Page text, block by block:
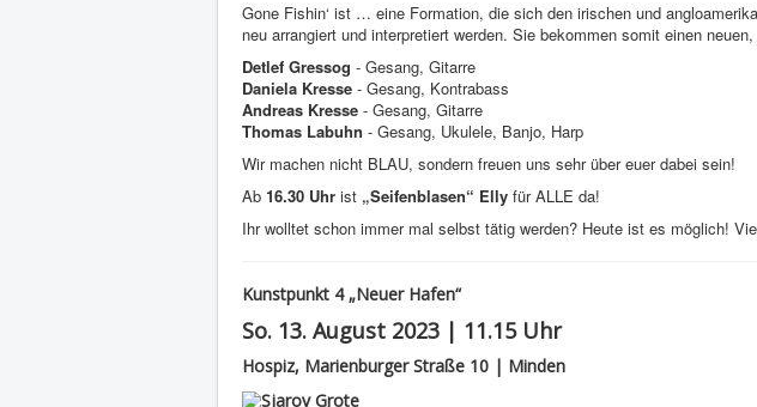
Gone Fishin‘ ist … eine Formation, die sich den irischen und
neu arrangiert und interpretiert werden. Sie bekommen somit einen
Detlef Gressog - Gesang, Gitarre
Daniela Kresse - Gesang, Kontrabass
Andreas Kresse - Gesang, Gitarre
Thomas Labuhn - Gesang, Ukulele, Banjo, Harp
Wir machen nicht BLAU, sondern freuen uns sehr über euer dabei sein!
Ab 16.30 Uhr ist „Seifenblasen“ Elly für ALLE da!
Ihr wolltet schon immer mal selbst tätig werden? Heute ist es möglich!
Kunstpunkt 4 „Neuer Hafen“
So. 13. August 2023 | 11.15 Uhr
Hospiz, Marienburger Straße 10 | Minden